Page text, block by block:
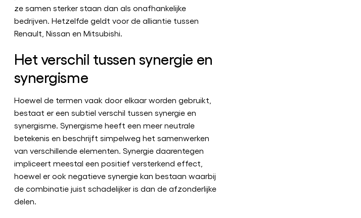
ze samen sterker staan dan als onafhankelijke
bedrijven. Hetzelfde geldt voor de alliantie tussen
Renault, Nissan en Mitsubishi.
Het verschil tussen synergie en
synergisme
Hoewel de termen vaak door elkaar worden gebruikt,
bestaat er een subtiel verschil tussen synergie en
synergisme. Synergisme heeft een meer neutrale
betekenis en beschrijft simpelweg het samenwerken
van verschillende elementen. Synergie daarentegen
impliceert meestal een positief versterkend effect,
hoewel er ook negatieve synergie kan bestaan waarbij
de combinatie juist schadelijker is dan de afzonderlijke
delen.